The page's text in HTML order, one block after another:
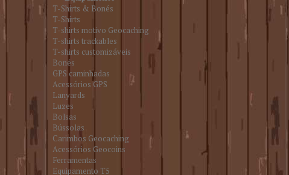
T-Shirts & Bonés
T-Shirts
T-shirts motivo Geocaching
T-shirts trackables
T-shirts customizáveis
Bonés
GPS caminhadas
Acessórios GPS
Lanyards
Luzes
Bolsas
Bússolas
Carimbos Geocaching
Acessórios Geocoins
Ferramentas
Equipamento T5